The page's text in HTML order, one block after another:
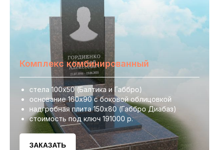
Комплекс комбинированный
стела 100х50 (Балтика и Габбро)
основание 160х90 с боковой облицовкой
надгробная плита 150х80 (Габбро Диабаз)
стоимость под ключ 191000 р.
ЗАКАЗАТЬ